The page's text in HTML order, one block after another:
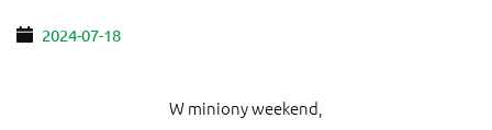
2024-07-18
W miniony weekend,